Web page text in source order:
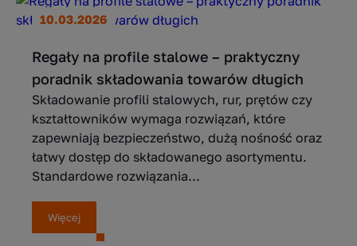
10.03.2026
Regały na profile stalowe – praktyczny
poradnik składowania towarów długich
Składowanie profili stalowych, rur, prętów czy
kształtowników wymaga rozwiązań, które
zapewniają bezpieczeństwo, dużą nośność oraz
łatwy dostęp do składowanego asortymentu.
Standardowe rozwiązania...
Więcej